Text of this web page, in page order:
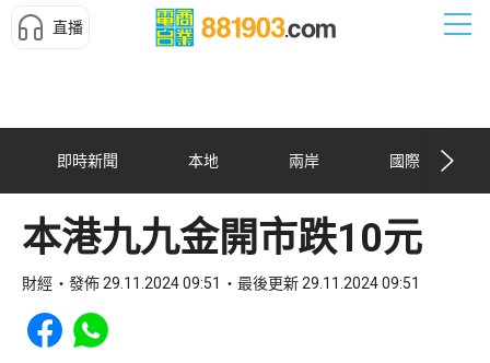
直播
即時新聞 本地 兩岸 國際
本港九九金開市跌10元
財經 發佈 29.11.2024 09:51 最後更新 29.11.2024 09:51
Share to Facebook
Share to WhatsApp